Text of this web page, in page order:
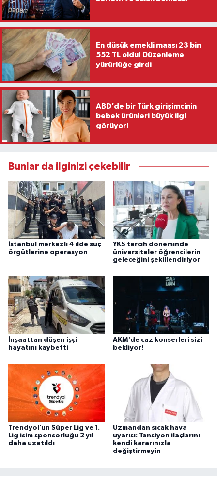
En düşük emekli maaşı 23 bin
552 TL oldu! Düzenleme
yürürlüğe girdi
ABD’de bir Türk girişimcinin
bebek ürünleri büyük ilgi
görüyor!
Bunlar da ilginizi çekebilir
İstanbul merkezli 4 ilde suç
örgütlerine operasyon
YKS tercih döneminde
üniversiteler öğrencilerin
geleceğini şekillendiriyor
İnşaattan düşen işçi
hayatını kaybetti
AKM'de caz konserleri sizi
bekliyor!
Trendyol’un Süper Lig ve 1.
Lig isim sponsorluğu 2 yıl
daha uzatıldı
Uzmandan sıcak hava
uyarısı: Tansiyon ilaçlarını
kendi kararınızla
değiştirmeyin